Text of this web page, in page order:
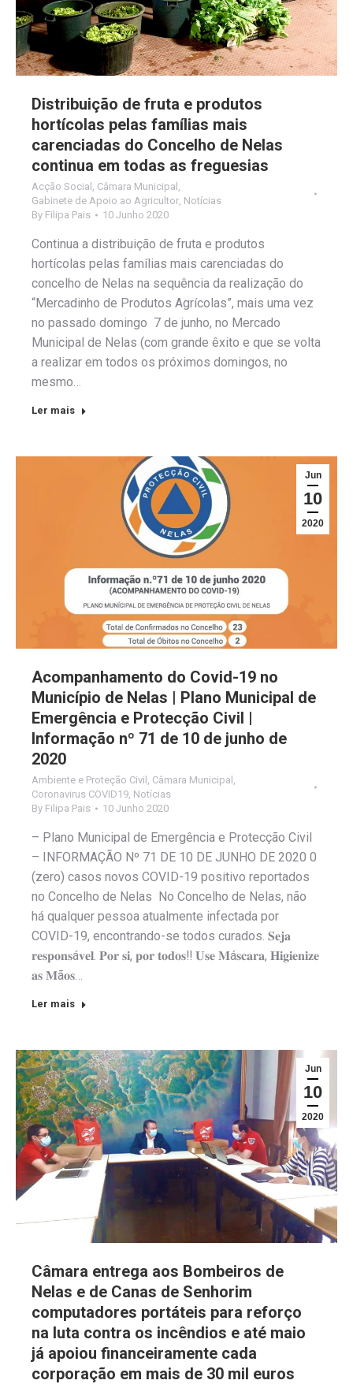
Distribuição de fruta e produtos
hortícolas pelas famílias mais
carenciadas do Concelho de Nelas
continua em todas as freguesias
Acção Social Câmara Municipal
Gabinete de Apoio ao Agricultor Notícias
By Filipa Pais 10 Junho 2020
Continua a distribuição de fruta e produtos
hortícolas pelas famílias mais carenciadas do
concelho de Nelas na sequência da realização do
“Mercadinho de Produtos Agrícolas”, mais uma vez
no passado domingo 7 de junho, no Mercado
Municipal de Nelas (com grande êxito e que se volta
a realizar em todos os próximos domingos, no
mesmo…
Ler mais
Jun
10
2020
Acompanhamento do Covid-19 no
Município de Nelas | Plano Municipal de
Emergência e Protecção Civil |
Informação nº 71 de 10 de junho de
2020
Ambiente e Proteção Civil , Câmara Municipal ,
Coronavirus COVID19, Notícias
By Filipa Pais 10 Junho 2020
– Plano Municipal de Emergência e Protecção Civil
– INFORMAÇÃO Nº 71 DE 10 DE JUNHO DE 2020 0
(zero) casos novos COVID-19 positivo reportados
no Concelho de Nelas No Concelho de Nelas, não
há qualquer pessoa atualmente infectada por
COVID-19, encontrando-se todos curados. 𝐒𝐞𝐣𝐚
𝐫𝐞𝐬𝐩𝐨𝐧𝐬á𝐯𝐞𝐥. 𝐏𝐨𝐫 𝐬𝐢, 𝐩𝐨𝐫 𝐭𝐨𝐝𝐨𝐬‼️ 𝐔𝐬𝐞 𝐌á𝐬𝐜𝐚𝐫𝐚, 𝐇𝐢𝐠𝐢𝐞𝐧𝐢𝐳𝐞
𝐚𝐬 𝐌ã𝐨𝐬…
Ler mais
Jun
10
2020
Câmara entrega aos Bombeiros de
Nelas e de Canas de Senhorim
computadores portáteis para reforço
na luta contra os incêndios e até maio
já apoiou financeiramente cada
corporação em mais de 30 mil euros